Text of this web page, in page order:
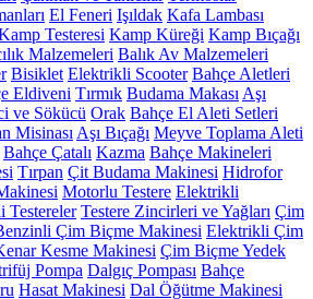
El Feneri Işıldak Kafa Lambası
Testeresi Kamp Küreği Kamp Bıçağı
Malzemeleri Balık Av Malzemeleri
Bisiklet Elektrikli Scooter Bahçe Aletleri
Eldiveni Tırmık Budama Makası Aşı
ve Sökücü Orak Bahçe El Aleti Setleri
Misinası Aşı Bıçağı Meyve Toplama Aleti
Bahçe Çatalı Kazma Bahçe Makineleri
Tırpan Çit Budama Makinesi Hidrofor
Motorlu Testere Elektrikli
Testereler Testere Zincirleri ve Yağları Çim
Çim Biçme Makinesi Elektrikli Çim
Kesme Makinesi Çim Biçme Yedek
Pompa Dalgıç Pompası Bahçe
Hasat Makinesi Dal Öğütme Makinesi